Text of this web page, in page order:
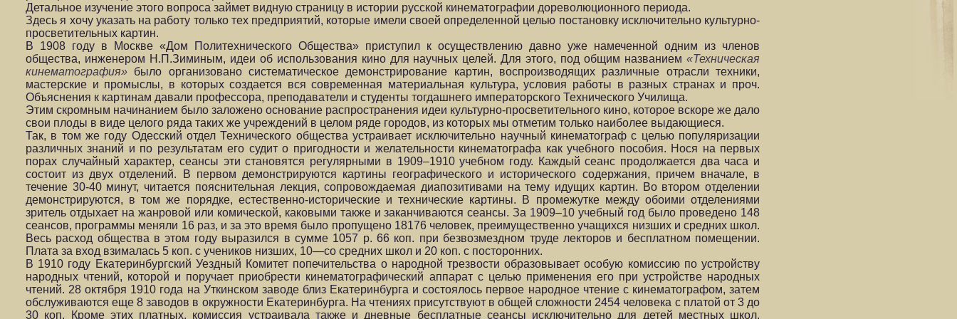
Детальное изучение этого вопроса займет видную страницу в истории русской кинематографии дореволюционного периода.
Здесь я хочу указать на работу только тех предприятий, которые имели своей определенной целью постановку исключительно культурно-
просветительных картин.
В 1908 году в Москве «Дом Политехнического Общества» приступил к осуществлению давно уже намеченной одним из членов
общества, инженером Н.П.Зиминым, идеи об использования кино для научных целей. Для этого, под общим названием «Техническая
кинематография» было организовано систематическое демонстрирование картин, воспроизводящих различные отрасли техники,
мастерские и промыслы, в которых создается вся современная материальная культура, условия работы в разных странах и проч.
Объяснения к картинам давали профессора, преподаватели и студенты тогдашнего императорского Технического Училища.
Этим скромным начинанием было заложено основание распространения идеи культурно-просветительного кино, которое вскоре же дало
свои плоды в виде целого ряда таких же учреждений в целом ряде городов, из которых мы отметим только наиболее выдающиеся.
Так, в том же году Одесский отдел Технического общества устраивает исключительно научный кинематограф с целью популяризации
различных знаний и по результатам его судит о пригодности и желательности кинематографа как учебного пособия. Нося на первых
порах случайный характер, сеансы эти становятся регулярными в 1909–1910 учебном году. Каждый сеанс продолжается два часа и
состоит из двух отделений. В первом демонстрируются картины географического и исторического содержания, причем вначале, в
течение 30-40 минут, читается пояснительная лекция, сопровождаемая диапозитивами на тему идущих картин. Во втором отделении
демонстрируются, в том же порядке, естественно-исторические и технические картины. В промежутке между обоими отделениями
зритель отдыхает на жанровой или комической, каковыми также и заканчиваются сеансы. За 1909–10 учебный год было проведено 148
сеансов, программы меняли 16 раз, и за это время было пропущено 18176 человек, преимущественно учащихся низших и средних школ.
Весь расход общества в этом году выразился в сумме 1057 р. 66 коп. при безвозмездном труде лекторов и бесплатном помещении.
Плата за вход взималась 5 коп. с учеников низших, 10—со средних школ и 20 коп. с посторонних.
В 1910 году Екатеринбургский Уездный Комитет попечительства о народной трезвости образовывает особую комиссию по устройству
народных чтений, которой и поручает приобрести кинематографический аппарат с целью применения его при устройстве народных
чтений. 28 октября 1910 года на Уткинском заводе близ Екатеринбурга и состоялось первое народное чтение с кинематографом, затем
обслуживаются еще 8 заводов в окружности Екатеринбурга. На чтениях присутствуют в общей сложности 2454 человека с платой от 3 до
30 коп. Кроме этих платных, комиссия устраивала также и дневные бесплатные сеансы исключительно для детей местных школ.